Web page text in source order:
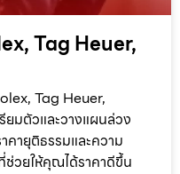
Tag Heuer,
Tag Heuer,
ยมตัวและวางแผนล่วง
คายุติธรรมและความ
วยให้คุณได้ราคาดีขึ้น